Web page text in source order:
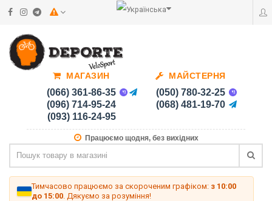
МАГАЗИН
(066) 361-86-35
(096) 714-95-24
(093) 116-24-95
МАЙСТЕРНЯ
(050) 780-32-25
(068) 481-19-70
Працюємо щодня, без вихідних
Тимчасово працюємо за скороченим графіком: з 10:00
до 15:00 . Дякуємо за розуміння!